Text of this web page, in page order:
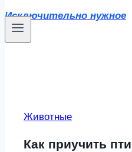
Исключительно нужное
Животные
Как приучить